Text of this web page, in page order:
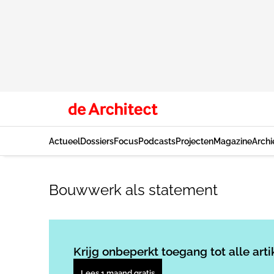
ActueelDossiersFocusPodcastsProjectenMagazine
Bouwwerk als statement
Krijg onbeperkt toegang tot alle